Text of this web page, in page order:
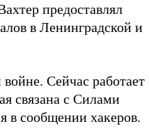
предоставлял
в Ленинградской и
Сейчас работает
связана с Силами
в сообщении хакеров.